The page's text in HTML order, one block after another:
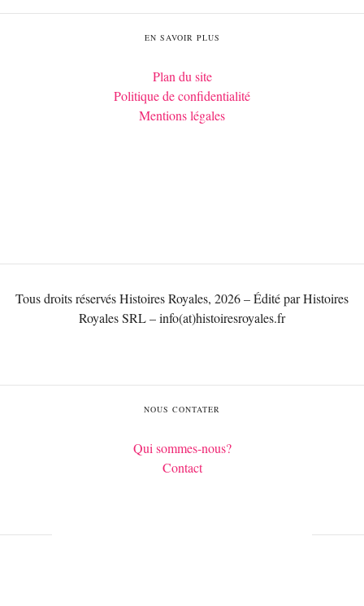
EN SAVOIR PLUS
Plan du site
Politique de confidentialité
Mentions légales
Tous droits réservés Histoires Royales, 2026 – Édité par Histoires
Royales SRL – info(at)histoiresroyales.fr
NOUS CONTATER
Qui sommes-nous?
Contact